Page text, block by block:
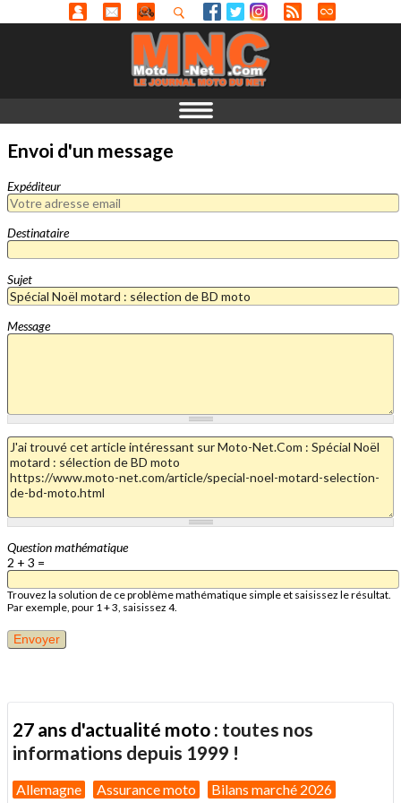
Envoi d'un message
Expéditeur
Destinataire
Sujet
Message
Question mathématique
2 + 3 =
Trouvez la solution de ce problème mathématique simple et saisissez le résultat.
Par exemple, pour 1 + 3, saisissez 4.
27 ans d'actualité moto : toutes nos
informations depuis 1999 !
Allemagne Assurance moto Bilans marché 2026